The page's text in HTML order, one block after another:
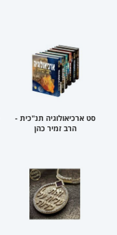
סט ארכיאולוגיה תנ"כית -
הרב זמיר כהן